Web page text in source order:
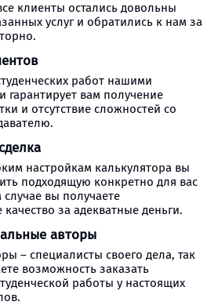
клиенты остались довольны
услуг и обратились к нам за
работ нашими
гарантирует вам получение
и отсутствие сложностей со
настройкам калькулятора вы
подходящую конкретно для вас
вы получаете
за адекватные деньги.
авторы
– специалисты своего дела, так
возможность заказать
работы у настоящих